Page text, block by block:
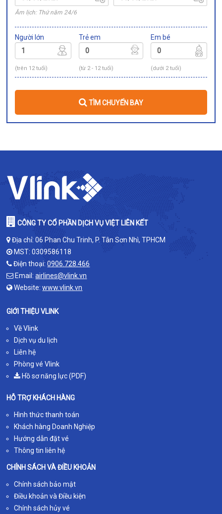
Âm lịch: Thứ năm 24/6
Người lớn
(trên 12 tuổi)
Trẻ em
(từ 2 - 12 tuổi)
Em bé
(dưới 2 tuổi)
TÌM CHUYẾN BAY
CÔNG TY CỔ PHẦN DỊCH VỤ VIỆT LIÊN KẾT
Địa chỉ: 06 Phan Chu Trinh, P. Tân Sơn Nhì, TPHCM
MST: 0309586118
Điện thoại:0906.728.466
Email:airlines@vlink.vn
Website:www.vlink.vn
GIỚI THIỆU VLINK
Về Vlink
Dịch vụ du lịch
Liên hệ
Phòng vé Vlink
Hồ sơ năng lực (PDF)
HỖ TRỢ KHÁCH HÀNG
Hình thức thanh toán
Khách hàng Doanh Nghiệp
Hướng dẫn đặt vé
Thông tin liên hệ
CHÍNH SÁCH VÀ ĐIỀU KHOẢN
Chính sách bảo mật
Điều khoản và Điều kiện
Chính sách hủy vé